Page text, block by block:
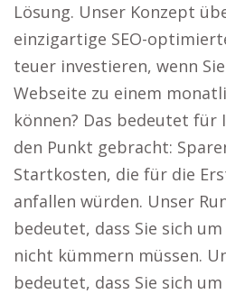
Lösung. Unser Konzept
einzigartige SEO-
teuer investieren, wenn
Webseite zu einem
können? Das bedeutet
den Punkt gebracht:
Startkosten, die für die
anfallen würden. Unser
bedeutet, dass Sie sich
nicht kümmern müssen.
bedeutet, dass Sie sich